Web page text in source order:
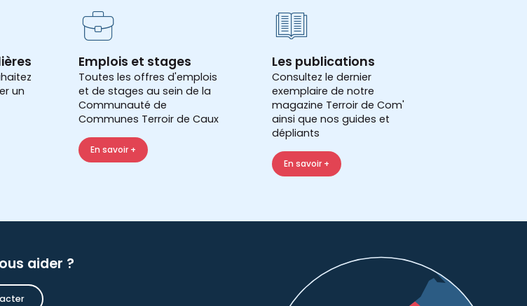
un
Emplois et stages
Toutes les offres d'emplois
et de stages au sein de la
Communauté de
Communes Terroir de Caux
En savoir +
Les publications
Consultez le dernier
exemplaire de notre
magazine Terroir de Com'
ainsi que nos guides et
dépliants
En savoir +
aider ?